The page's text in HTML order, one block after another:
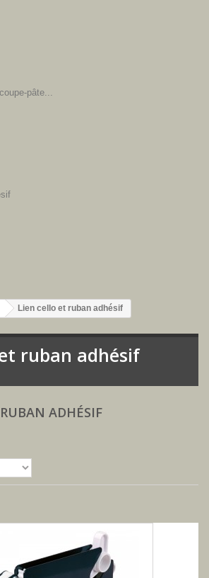
pâte...
Lien cello et ruban adhésif
ruban adhésif
ADHÉSIF